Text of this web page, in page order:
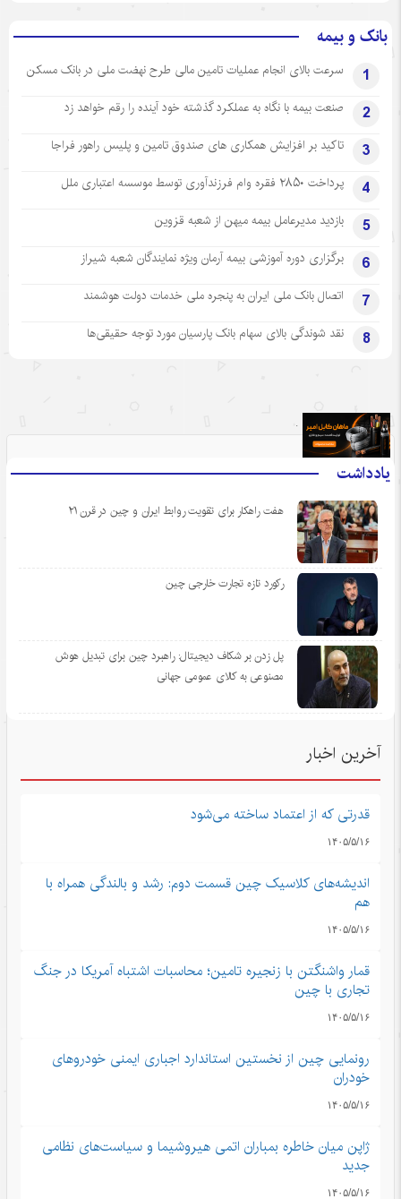
بانک و بیمه
1 سرعت بالای انجام عملیات تامین مالی طرح نهضت ملی در بانک مسکن
2 صنعت بیمه با نگاه به عملکرد گذشته خود آینده را رقم خواهد زد
3 تاکید بر افزایش همکاری های صندوق تامین و پلیس راهور فراجا
4 پرداخت ۲۸۵۰ فقره وام فرزندآوری توسط موسسه اعتباری ملل
5 بازدید مدیرعامل بیمه میهن از شعبه قزوین
6 برگزاری دوره آموزشی بیمه آرمان ویژه نمایندگان شعبه شیراز
7 اتصال بانک ملی ایران به پنجره ملی خدمات دولت هوشمند
8 نقد شوندگی بالای سهام بانک پارسیان مورد توجه حقیقی‌ها
یادداشت
هفت راهکار برای تقویت روابط ایران و چین در قرن ۲۱
رکورد تازه تجارت خارجی چین
پل زدن بر شکاف دیجیتال: راهبرد چین برای تبدیل هوش
مصنوعی به کالای عمومی جهانی
.
آخرین اخبار
قدرتی که از اعتماد ساخته می‌شود
۱۴۰۵/۵/۱۶
اندیشه‌های کلاسیک چین قسمت دوم: رشد و بالندگی همراه با
هم
۱۴۰۵/۵/۱۶
قمار واشنگتن با زنجیره تامین؛ محاسبات اشتباه آمریکا در جنگ
تجاری با چین
۱۴۰۵/۵/۱۶
رونمایی چین از نخستین استاندارد اجباری ایمنی خودروهای
خودران
۱۴۰۵/۵/۱۶
ژاپن میان خاطره بمباران اتمی هیروشیما و سیاست‌های نظامی
جدید
۱۴۰۵/۵/۱۶